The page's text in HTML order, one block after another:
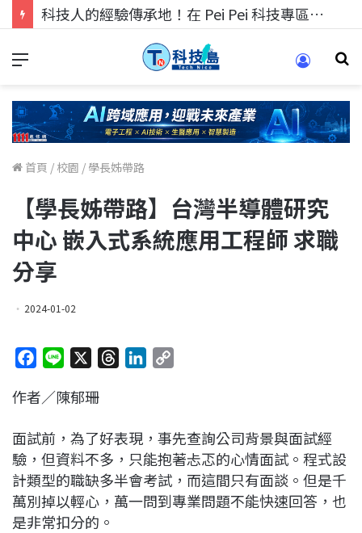
科技人的經驗傳承地！在 Pei Pei 科技專區，與學弟妹交流最硬核的技術
首頁 / 校園 / 學長姊帶路
【學長姊帶路】台灣半導體研究
中心 嵌入式系統應用工程師 求職
分享
2024-01-02
c
b
o
o
k
n
a
d
s
e
d
I
n
L
i
n
k
作者／陳郁珊
面試前，為了好表現，事先查詢公司背景與面試經
驗，但資料不多，只能抱著忐忑的心情面試。程式設
計類型的職缺多半會考試，而這間只有面談。但是千
萬別掉以輕心，萬一問到專業問題不能快速回答，也
是非常扣分的。